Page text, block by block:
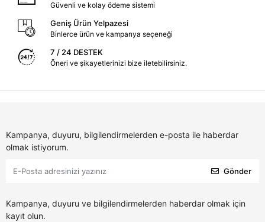
Güvenli ve kolay ödeme sistemi
Geniş Ürün Yelpazesi
Binlerce ürün ve kampanya seçeneği
7 / 24 DESTEK
Öneri ve şikayetlerinizi bize iletebilirsiniz.
Kampanya, duyuru, bilgilendirmelerden e-posta ile haberdar
olmak istiyorum.
Gönder
Kampanya, duyuru ve bilgilendirmelerden haberdar olmak için
kayıt olun.